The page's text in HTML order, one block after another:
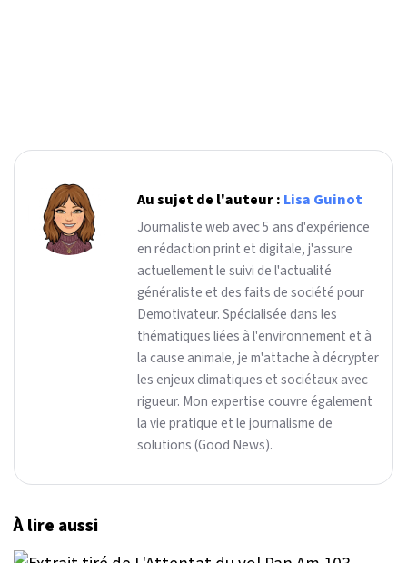
Au sujet de l'auteur : Lisa Guinot
Journaliste web avec 5 ans d'expérience
en rédaction print et digitale, j'assure
actuellement le suivi de l'actualité
généraliste et des faits de société pour
Demotivateur. Spécialisée dans les
thématiques liées à l'environnement et à
la cause animale, je m'attache à décrypter
les enjeux climatiques et sociétaux avec
rigueur. Mon expertise couvre également
la vie pratique et le journalisme de
solutions (Good News).
À lire aussi